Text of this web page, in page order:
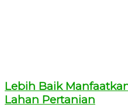
Lebih Baik
Lahan Pertanian